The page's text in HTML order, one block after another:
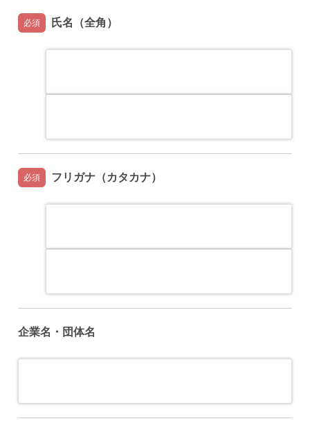
必須 氏名（全角）
必須 フリガナ（カタカナ）
企業名・団体名